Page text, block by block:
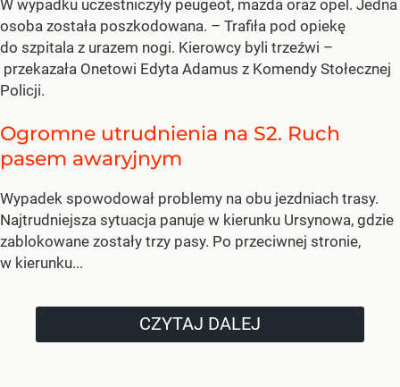
W wypadku uczestniczyły peugeot, mazda oraz opel. Jedna
osoba została poszkodowana. – Trafiła pod opiekę
do szpitala z urazem nogi. Kierowcy byli trzeźwi –
przekazała Onetowi Edyta Adamus z Komendy Stołecznej
Policji.
Ogromne utrudnienia na S2. Ruch
pasem awaryjnym
Wypadek spowodował problemy na obu jezdniach trasy.
Najtrudniejsza sytuacja panuje w kierunku Ursynowa, gdzie
zablokowane zostały trzy pasy. Po przeciwnej stronie,
w kierunku...
CZYTAJ DALEJ